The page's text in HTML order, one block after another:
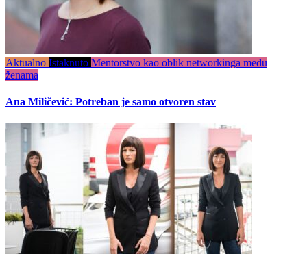
Aktualno Istaknuto Mentorstvo kao oblik networkinga među
ženama
Ana Miličević: Potreban je samo otvoren stav